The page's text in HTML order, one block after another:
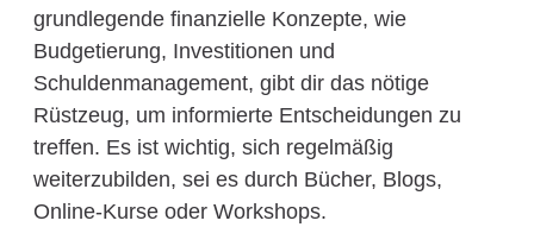
grundlegende finanzielle Konzepte, wie
Budgetierung, Investitionen und
Schuldenmanagement, gibt dir das nötige
Rüstzeug, um informierte Entscheidungen zu
treffen. Es ist wichtig, sich regelmäßig
weiterzubilden, sei es durch Bücher, Blogs,
Online-Kurse oder Workshops.